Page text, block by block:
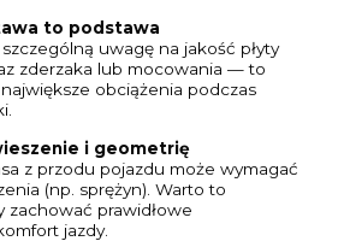
to podstawa
uwagę na jakość płyty
zderzaka lub mocowania — to
obciążenia podczas
i geometrię
z przodu pojazdu może wymagać
(np. sprężyn). Warto to
zachować prawidłowe
jazdy.